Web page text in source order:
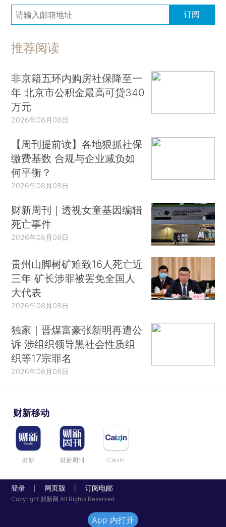
订阅
推荐阅读
非京籍五环内购房社保降至一
年 北京市公积金最高可贷340
万元
2026年08月08日
【周刊提前读】各地狠抓社保
缴费基数 合规与企业减负如
何平衡？
2026年08月08日
财新周刊｜透视女童基因编辑
死亡事件
2026年08月08日
贵州山脚树矿难致16人死亡近
三年 矿长涉罪被罢免全国人
大代表
2026年08月08日
独家｜晋煤富豪张新明再遭公
诉 涉组织领导黑社会性质组
织等17宗罪名
2026年08月08日
财新移动
财新 财新周刊 Caixin
登录 网页版 订阅电邮
Copyright 财新网 All Rights Reserved
App 内打开